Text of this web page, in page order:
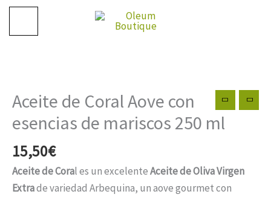
Aceite de Coral Aove con
esencias de mariscos 250 ml
15,50€
Aceite de Coral es un excelenteAceite de Oliva Virgen
Extrade variedad Arbequina, un aove gourmet con